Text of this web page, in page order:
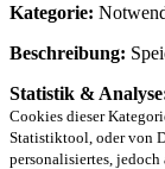
Kategorie:
Beschreibung:
Statistik &
Cookies dieser
Statistiktool, oder von
personalisiertes,